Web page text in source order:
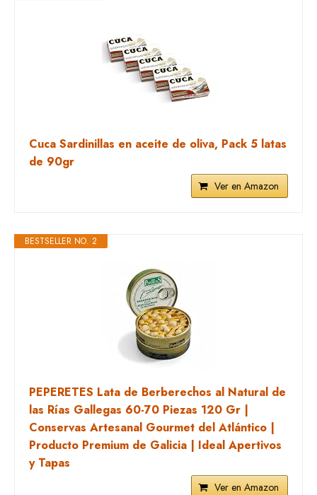
Cuca Sardinillas en aceite de oliva, Pack 5 latas
de 90gr
Ver en Amazon
BESTSELLER NO. 2
PEPERETES Lata de Berberechos al Natural de
las Rías Gallegas 60-70 Piezas 120 Gr |
Conservas Artesanal Gourmet del Atlántico |
Producto Premium de Galicia | Ideal Apertivos
y Tapas
Ver en Amazon